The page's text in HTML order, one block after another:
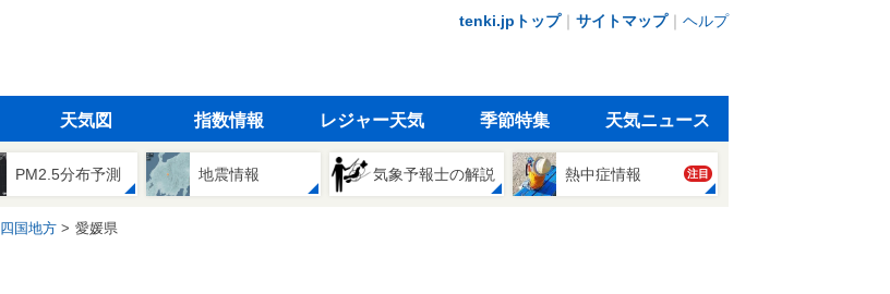
tenki.jpトップ｜ サイトマップ｜ ヘルプ
天気図 指数情報 レジャー天気 季節特集 天気ニュース
PM2.5分布予測 地震情報 気象予報士の解説 熱中症情報 注目
四国地方 愛媛県